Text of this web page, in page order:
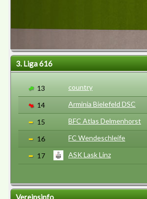
3. Liga 616
13 country
14
Arminia Bielefeld DSC
15
BFC Atlas Delmenhorst
16
FC Wendeschleife
17
ASK Lask Linz
Vereinsinfo